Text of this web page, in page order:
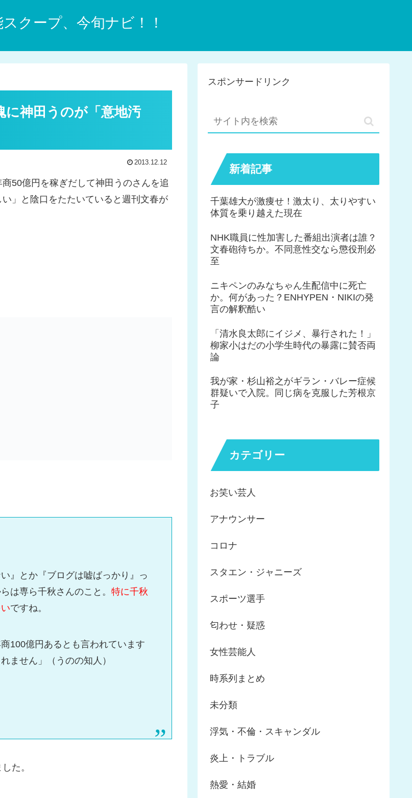
クープ、今旬ナビ！！
に神田うのが「意地汚
2013.12.12
50億円を稼ぎだして神田うのさんを追
」と陰口をたたいていると週刊文春が
』とか『ブログは嘘ばっかり』っ
は専ら千秋さんのこと。特に千秋
ですね。
100億円あるとも言われています
ません」（うのの知人）
た。
スポンサードリンク
新着記事
千葉雄大が激痩せ！激太り、太りやすい
体質を乗り越えた現在
NHK職員に性加害した番組出演者は誰？
文春砲待ちか。不同意性交なら懲役刑必
至
ニキペンのみなちゃん生配信中に死亡
か。何があった？ENHYPEN・NIKIの発
言の解釈酷い
「清水良太郎にイジメ、暴行された！」
柳家小はだの小学生時代の暴露に賛否両
論
我が家・杉山裕之がギラン・バレー症候
群疑いで入院。同じ病を克服した芳根京
子
カテゴリー
お笑い芸人
アナウンサー
コロナ
スタエン・ジャニーズ
スポーツ選手
匂わせ・疑惑
女性芸能人
時系列まとめ
未分類
浮気・不倫・スキャンダル
炎上・トラブル
熱愛・結婚